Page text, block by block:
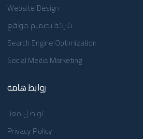
Website Design
شركة تصميم مواقع
Search Engine Optimization
Social Media Marketing
روابط هامة
تواصل معنا
Privacy Policy